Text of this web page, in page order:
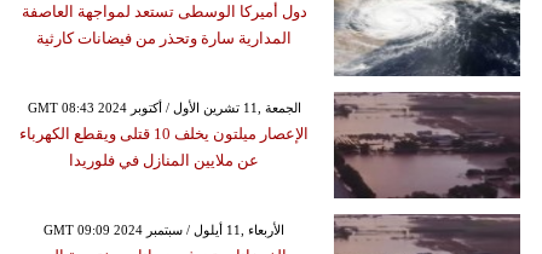
دول أميركا الوسطى تستعد لمواجهة العاصفة
المدارية سارة وتحذر من فيضانات كارثية
GMT 08:43 2024 الجمعة ,11 تشرين الأول / أكتوبر
الإعصار ميلتون يخلف 10 قتلى ويقطع الكهرباء
عن ملايين المنازل في فلوريدا
GMT 09:09 2024 الأربعاء ,11 أيلول / سبتمبر